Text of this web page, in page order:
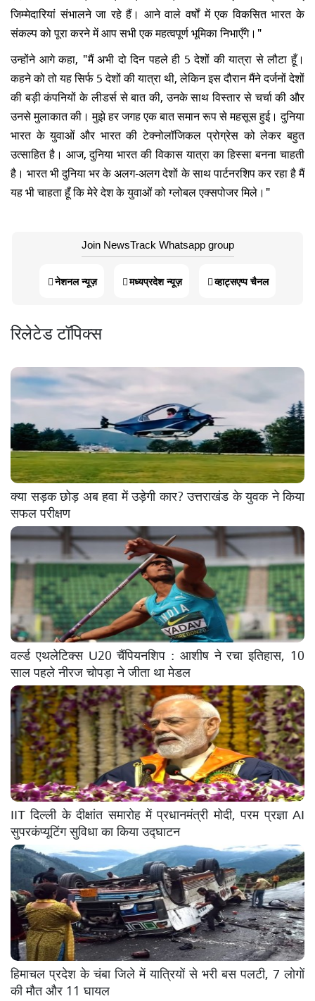
जिम्मेदारियां संभालने जा रहे हैं। आने वाले वर्षों में एक विकसित भारत के
संकल्प को पूरा करने में आप सभी एक महत्वपूर्ण भूमिका निभाएँगे।"
उन्होंने आगे कहा, "मैं अभी दो दिन पहले ही 5 देशों की यात्रा से लौटा हूँ।
कहने को तो यह सिर्फ 5 देशों की यात्रा थी, लेकिन इस दौरान मैंने दर्जनों देशों
की बड़ी कंपनियों के लीडर्स से बात की, उनके साथ विस्तार से चर्चा की और
उनसे मुलाकात की। मुझे हर जगह एक बात समान रूप से महसूस हुई। दुनिया
भारत के युवाओं और भारत की टेक्नोलॉजिकल प्रोग्रेस को लेकर बहुत
उत्साहित है। आज, दुनिया भारत की विकास यात्रा का हिस्सा बनना चाहती
है। भारत भी दुनिया भर के अलग-अलग देशों के साथ पार्टनरशिप कर रहा है मैं
यह भी चाहता हूँ कि मेरे देश के युवाओं को ग्लोबल एक्सपोजर मिले।"
Join NewsTrack Whatsapp group
नेशनल न्यूज़ मध्यप्रदेश न्यूज़ व्हाट्सएप्प चैनल
रिलेटेड टॉपिक्स
क्या सड़क छोड़ अब हवा में उड़ेगी कार? उत्तराखंड के युवक ने किया
सफल परीक्षण
वर्ल्ड एथलेटिक्स U20 चैंपियनशिप : आशीष ने रचा इतिहास, 10
साल पहले नीरज चोपड़ा ने जीता था मेडल
IIT दिल्ली के दीक्षांत समारोह में प्रधानमंत्री मोदी, परम प्रज्ञा AI
सुपरकंप्यूटिंग सुविधा का किया उद्घाटन
हिमाचल प्रदेश के चंबा जिले में यात्रियों से भरी बस पलटी, 7 लोगों
की मौत और 11 घायल